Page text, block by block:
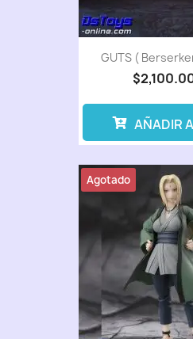
GUTS (
AÑADIR
Agotado